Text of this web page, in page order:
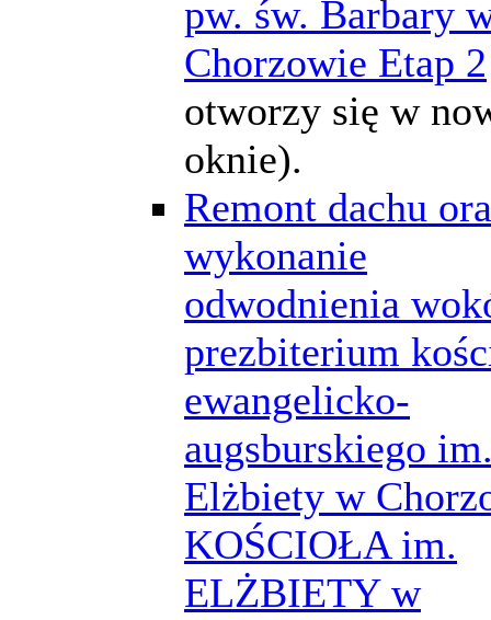
pw. św. Barbary
Chorzowie Etap 2
otworzy się w
oknie).
Remont dachu
wykonanie
odwodnienia
prezbiterium
ewangelicko-
augsburskiego
Elżbiety w
KOŚCIOŁA im.
ELŻBIETY w